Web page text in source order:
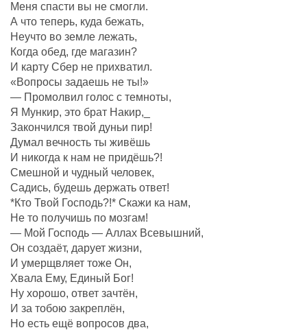
Меня спасти вы не смогли.
А что теперь, куда бежать,
Неучто во земле лежать,
Когда обед, где магазин?
И карту Сбер не прихватил.
«Вопросы задаешь не ты!»
— Промолвил голос с темноты,
Я Мункир, это брат Накир,_
Закончился твой дуньи пир!
Думал вечность ты живёшь
И никогда к нам не придёшь?!
Смешной и чудный человек,
Садись, будешь держать ответ!
*Кто Твой Господь?!* Скажи ка нам,
Не то получишь по мозгам!
— Мой Господь — Аллах Всевышний,
Он создаëт, дарует жизни,
И умерщвляет тоже Он,
Хвала Ему, Единый Бог!
Ну хорошо, ответ зачтëн,
И за тобою закреплëн,
Но есть ещё вопросов два,